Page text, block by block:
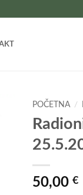
POČETNA /
50,00 €